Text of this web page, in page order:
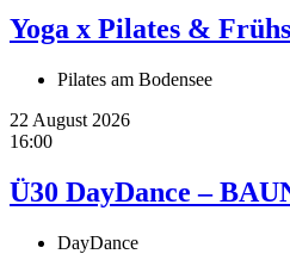
Yoga x Pilates &
Pilates am Bodensee
22 August 2026
16:00
Ü30 DayDance –
DayDance